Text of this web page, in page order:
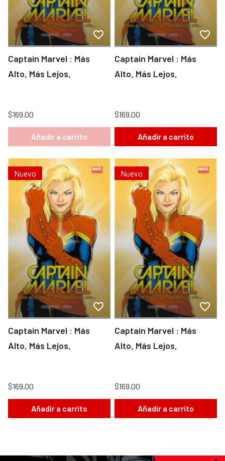
Captain Marvel : Más
Alto, Más Lejos,
$169.00
Añadir a carrito
Captain Marvel : Más
Alto, Más Lejos,
$169.00
Añadir a carrito
Nuevo
Captain Marvel : Más
Alto, Más Lejos,
$169.00
Añadir a carrito
Nuevo
Captain Marvel : Más
Alto, Más Lejos,
$169.00
Añadir a carrito